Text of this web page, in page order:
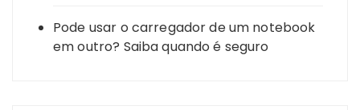
Pode usar o carregador de um notebook
em outro? Saiba quando é seguro